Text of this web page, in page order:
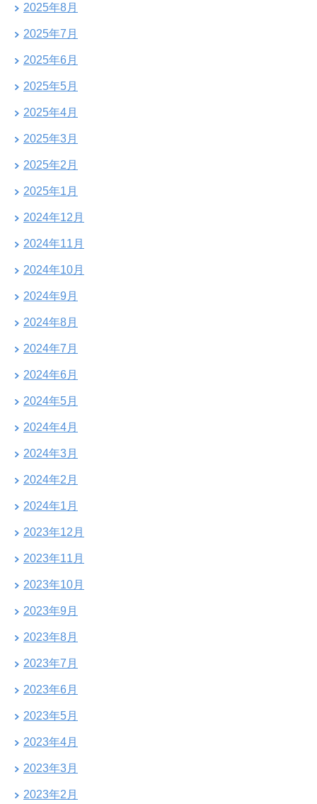
2025年8月
2025年7月
2025年6月
2025年5月
2025年4月
2025年3月
2025年2月
2025年1月
2024年12月
2024年11月
2024年10月
2024年9月
2024年8月
2024年7月
2024年6月
2024年5月
2024年4月
2024年3月
2024年2月
2024年1月
2023年12月
2023年11月
2023年10月
2023年9月
2023年8月
2023年7月
2023年6月
2023年5月
2023年4月
2023年3月
2023年2月